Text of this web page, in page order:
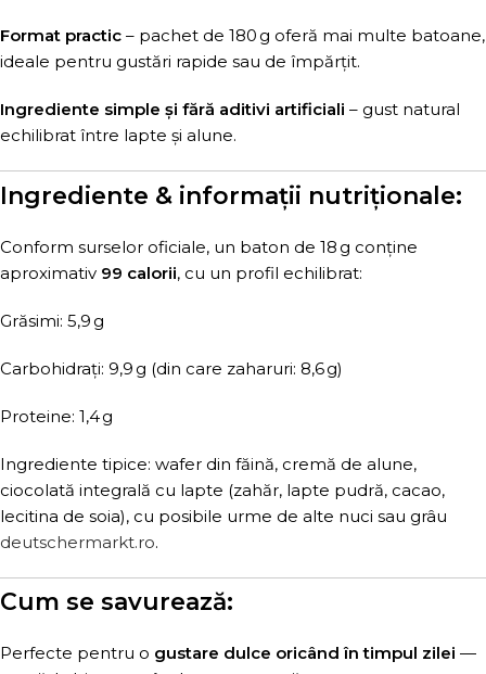
Format practic – pachet de 180 g oferă mai multe batoane,
ideale pentru gustări rapide sau de împărțit.
Ingrediente simple și fără aditivi artificiali – gust natural
echilibrat între lapte și alune.
Ingrediente & informații nutriționale:
Conform surselor oficiale, un baton de 18 g conține
aproximativ 99 calorii, cu un profil echilibrat:
Grăsimi: 5,9 g
Carbohidrați: 9,9 g (din care zaharuri: 8,6 g)
Proteine: 1,4 g
Ingrediente tipice: wafer din făină, cremă de alune,
ciocolată integrală cu lapte (zahăr, lapte pudră, cacao,
lecitina de soia), cu posibile urme de alte nuci sau grâu
deutschermarkt.ro.
Cum se savurează:
Perfecte pentru o gustare dulce oricând în timpul zilei —